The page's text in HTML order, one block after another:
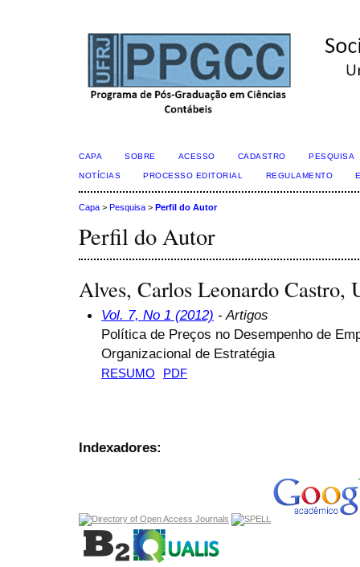
CAPA SOBRE ACESSO CADASTRO PESQUISA
NOTÍCIAS PROCESSO EDITORIAL REGULAMENTO
Capa > Pesquisa > Perfil do Autor
Perfil do Autor
Alves, Carlos Leonardo Castro,
Vol. 7, No 1 (2012) - Artigos
Política de Preços no Desempenho de
Organizacional de Estratégia
RESUMO PDF
Indexadores: